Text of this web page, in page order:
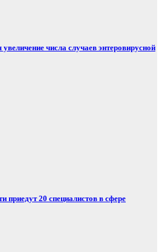
числа случаев энтеровирусной
приедут 20 специалистов в сфере